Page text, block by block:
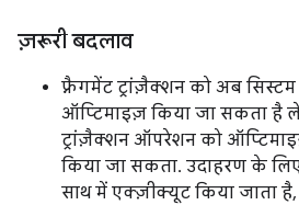
ज़रूरी बदलाव
फ़्रैगमेंट ट्रांज़ैक्शन को अब
ऑप्टिमाइज़ किया जा सकता है
ट्रांज़ैक्शन ऑपरेशन को
किया जा सकता. उदाहरण के
साथ में एक्ज़ीक्यूट किया जाता